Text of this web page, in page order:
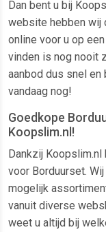
Dan bent u bij
website hebben wij
online voor u op
vinden is nog nooit
aanbod dus snel
vandaag nog!
Goedkope
Koopslim.nl!
Dankzij
voor Borduurset.
mogelijk
vanuit diverse
weet u altijd bij